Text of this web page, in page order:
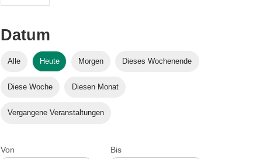
Datum
Alle Heute Morgen Dieses Wochenende
Diese Woche Diesen Monat
Vergangene Veranstaltungen
Von Bis